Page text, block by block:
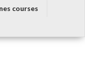
courses